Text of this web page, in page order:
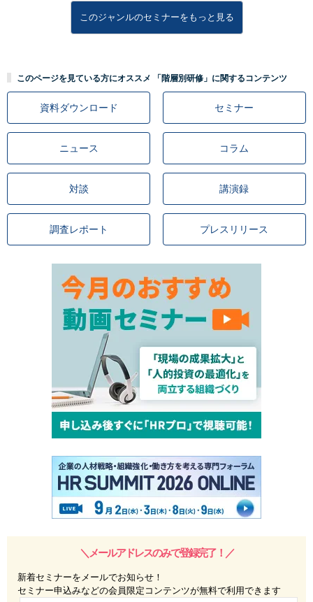
このジャンルのセミナーをもっと見る
このページを見ている方にオススメ 「階層別研修」に関するコンテンツ
資料ダウンロード セミナー
ニュース コラム
対談 講演録
調査レポート プレスリリース
＼メールアドレスのみで登録完了！／
新着セミナーをメールでお知らせ！
セミナー申込みなどの会員限定コンテンツが無料で利用できます